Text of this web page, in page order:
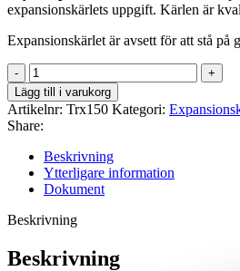
expansionskärlets uppgift. Kärlen är
Expansionskärlet är avsett för att stå
Tryckexpansionskärl
150L
mängd
Lägg till i varukorg
Artikelnr: Trx150 Kategori:
Share:
Beskrivning
Ytterligare information
Dokument
Beskrivning
Beskrivning